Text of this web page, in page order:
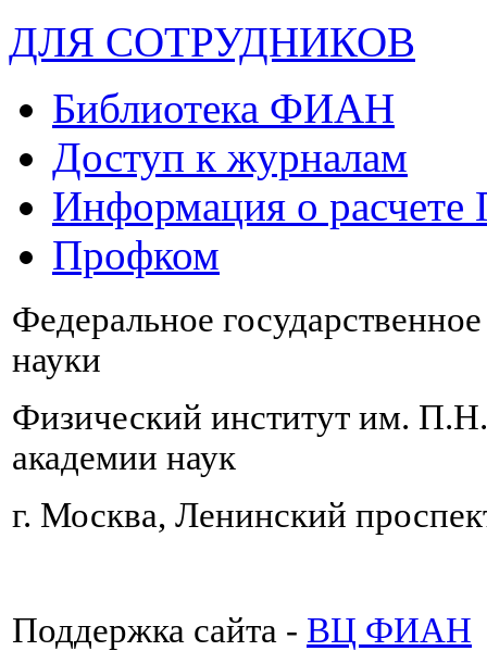
ДЛЯ СОТРУДНИКОВ
Библиотека ФИАН
Доступ к журналам
Информация о
Профком
Федеральное
науки
Физический институт им.
академии наук
г. Москва, Ленинский
Поддержка сайта - ВЦ ФИАН